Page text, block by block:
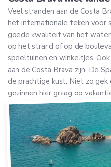
Veel stranden aan de Costa
het internationale teken voor
goede kwaliteit van het
op het strand of op de
speeltuinen en winkeltjes.
aan de Costa Brava zijn. De
de prachtige kust. Niet zo
gezinnen hier graag op